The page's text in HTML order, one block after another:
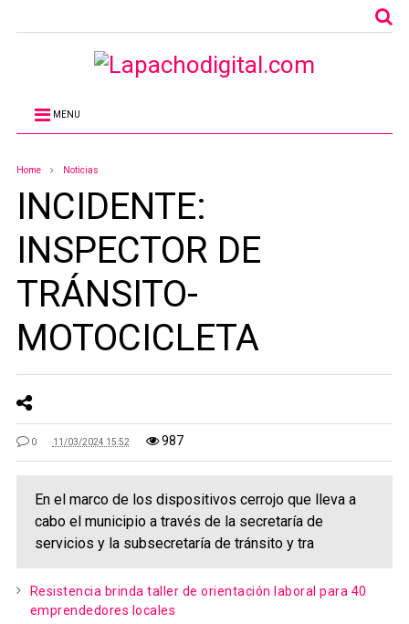
MENU
Home Noticias
INCIDENTE:
INSPECTOR DE
TRÁNSITO-
MOTOCICLETA
0 11/03/2024 15:52 987
En el marco de los dispositivos cerrojo que lleva a
cabo el municipio a través de la secretaría de
servicios y la subsecretaría de tránsito y tra
Resistencia brinda taller de orientación laboral para 40
emprendedores locales